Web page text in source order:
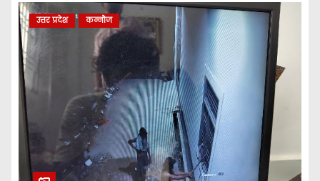
उत्तर प्रदेश कन्नौज